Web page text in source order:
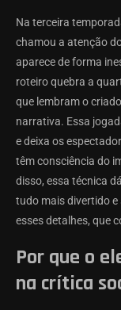
Na terceira
chamou a atenção
aparece de forma
roteiro quebra a
que lembram o
narrativa. Essa
e deixa os
têm consciência do
disso, essa técnica
tudo mais divertido e
esses detalhes, que
Por que o
na crítica